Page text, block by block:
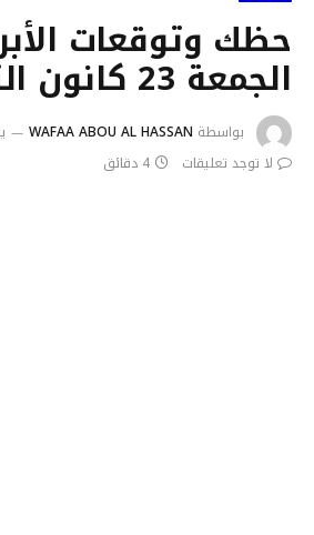
حظك وتوقعات
الجمعة 23 كانون الثاني 2026‎
بواسطة WAFAA ABOU AL HASSAN
لا توجد تعليقات
4 دقائق